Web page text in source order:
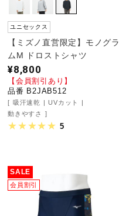
ユニセックス
【ミズノ直営限定】モノグラ
ムM ドロストシャツ
¥8,800
【会員割引あり】
品番 B2JAB512
吸汗速乾
UVカット
動きやすさ
5
SALE
会員割引